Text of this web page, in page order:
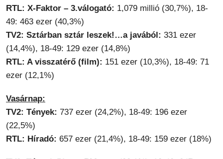
RTL: X-Faktor – 3.válogató: 1,079 millió (30,7%), 18-
49: 463 ezer (40,3%)
TV2: Sztárban sztár leszek!…a javából: 331 ezer
(14,4%), 18-49: 129 ezer (14,8%)
RTL: A visszatérő (film): 151 ezer (10,3%), 18-49: 71
ezer (12,1%)
Vasárnap:
TV2: Tények: 737 ezer (24,2%), 18-49: 196 ezer
(22,5%)
RTL: Híradó: 657 ezer (21,4%), 18-49: 159 ezer (18%)